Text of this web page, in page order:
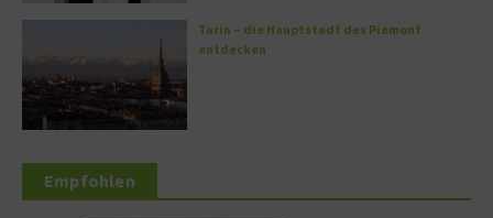
Turin – die Hauptstadt des Piemont
entdecken
Empfohlen